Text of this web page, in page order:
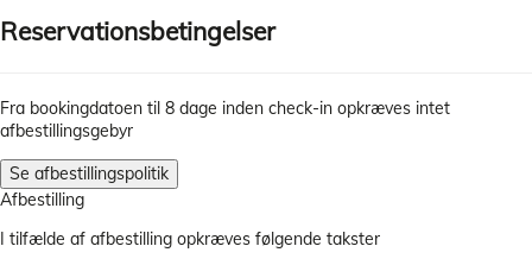
Reservationsbetingelser
Fra bookingdatoen til 8 dage inden check-in opkræves intet
afbestillingsgebyr
Se afbestillingspolitik
Afbestilling
I tilfælde af afbestilling opkræves følgende takster